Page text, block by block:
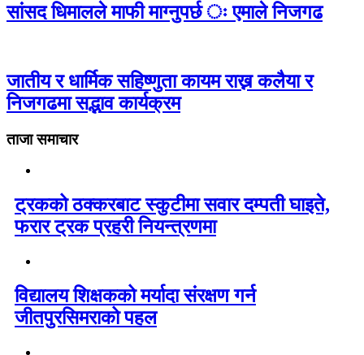
सांसद धिमालले माफी माग्नुपर्छ ः एमाले निजगढ
जातीय र धार्मिक सहिष्णुता कायम राख्न कलैया र
निजगढमा सद्भाव कार्यक्रम
ताजा समाचार
ट्रकको ठक्करबाट स्कुटीमा सवार दम्पती घाइते,
फरार ट्रक प्रहरी नियन्त्रणमा
विद्यालय शिक्षकको मर्यादा संरक्षण गर्न
जीतपुरसिमराको पहल